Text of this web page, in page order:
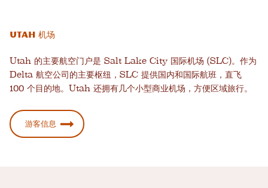
Utah 机场
Utah 的主要航空门户是 Salt Lake City 国际机场 (SLC)。作为
Delta 航空公司的主要枢纽，SLC 提供国内和国际航班，直飞
100 个目的地。Utah 还拥有几个小型商业机场，方便区域旅行。
游客信息